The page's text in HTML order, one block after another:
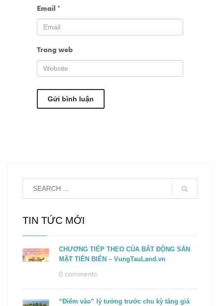
Email *
Trang web
TIN TỨC MỚI
CHƯƠNG TIẾP THEO CỦA BẤT ĐỘNG SẢN
MẶT TIỀN BIỂN – VungTauLand.vn
0 comments
“Điểm vào” lý tưởng trước chu kỳ tăng giá